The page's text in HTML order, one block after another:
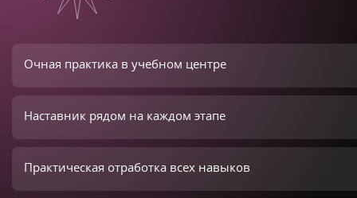
Очная практика в учебном центре
Наставник рядом на каждом этапе
Практическая отработка всех навыков